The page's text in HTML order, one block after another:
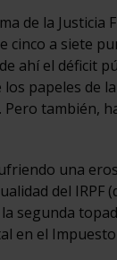
de la Justicia
cinco a siete
ahí el déficit
papeles de
Pero también,
una
del
segunda
en el